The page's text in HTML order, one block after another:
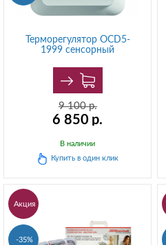
Терморегулятор OCD5-
1999 сенсорный
9 100 р.
6 850 р.
В наличии
Купить водин клик
Акция
-35%